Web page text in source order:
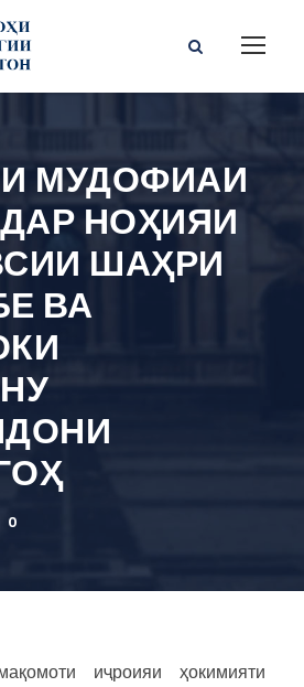
МУДОФИАИ
НОҲИЯИ
ШАҲРИ
ВА
0
иҷроияи ҳокимияти